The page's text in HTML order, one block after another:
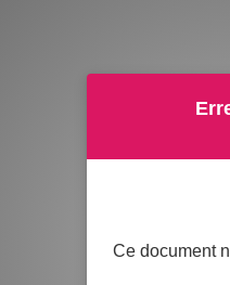
Ce document